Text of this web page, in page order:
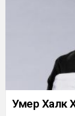
Умер Халк